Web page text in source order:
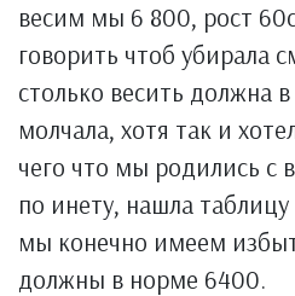
весим мы 6 800, рост
говорить чтоб убирала
столько весить должна
молчала, хотя так и
чего что мы родились с
по инету, нашла таблицу
мы конечно имеем
должны в норме 6400.